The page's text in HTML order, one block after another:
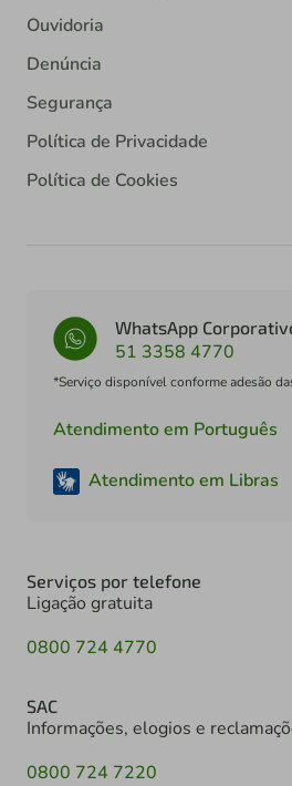
Ouvidoria
Denúncia
Segurança
Política de Privacidade
Política de Cookies
WhatsApp
51 3358 4770
*Serviço disponível conforme adesão
Atendimento em Português
Atendimento em Libras
Serviços por telefone
Ligação gratuita
0800 724 4770
SAC
Informações, elogios e
0800 724 7220